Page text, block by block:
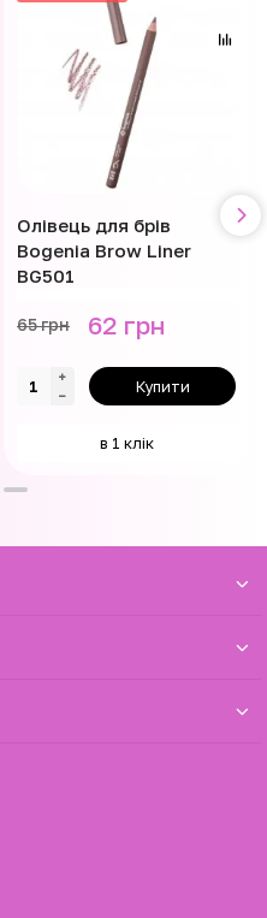
Олівець для брів
Bogenia Brow Liner
BG501
65 грн 62 грн
Купити
в 1 клік